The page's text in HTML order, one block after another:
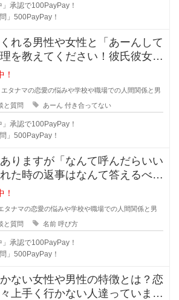
承認で100PayPay！
」500PayPay！
れる男性や女性と「あーんして
を教えてください！彼氏彼女で
いないのに、あー
！
エタナマの恋愛の悩みや学校や職場での人間関係と男
と質問 あーん 付き合ってない
承認で100PayPay！
」500PayPay！
りますが「なんて呼んだらいい
た時の返事はなんて答えるべき
字+さん」付け？
！
タナマの恋愛の悩みや学校や職場での人間関係と男
と質問 名前 呼び方
承認で100PayPay！
」500PayPay！
ない女性や男性の特徴とは？恋
上手く行かない人達っています